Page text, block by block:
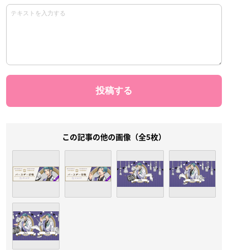
この記事の他の画像（全5枚）